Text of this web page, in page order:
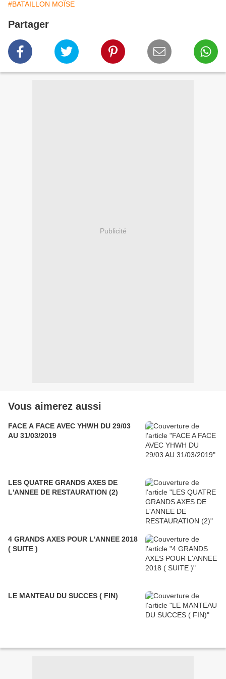
#BATAILLON MOÏSE
Partager
Publicité
Vous aimerez aussi
FACE A FACE AVEC YHWH DU 29/03
AU 31/03/2019
LES QUATRE GRANDS AXES DE
L'ANNEE DE RESTAURATION (2)
4 GRANDS AXES POUR L'ANNEE 2018
( SUITE )
LE MANTEAU DU SUCCES ( FIN)